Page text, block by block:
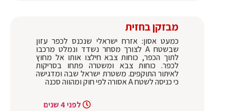
מבזקן בחזית
כמעט אסון: אזרח ישראלי שנכנס לכפר עזון
שבשטח A לצורך מסחר נשדד ונמלט מרכבו
לתוך הכפר, כוחות צבא חילצו אותו אל מחוץ
לכפר. כוחות צבא ומשטרה פתחו בסריקות
לאיתור התוקפים. משטרת ישראל שבה ומדגישה
כי כניסה לשטח A אסורה לפי חוק ומהווה סכנה
לפני 4 שנים